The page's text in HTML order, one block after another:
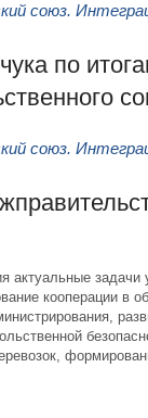
союз.
по
союз.
актуальные задачи
кооперации в